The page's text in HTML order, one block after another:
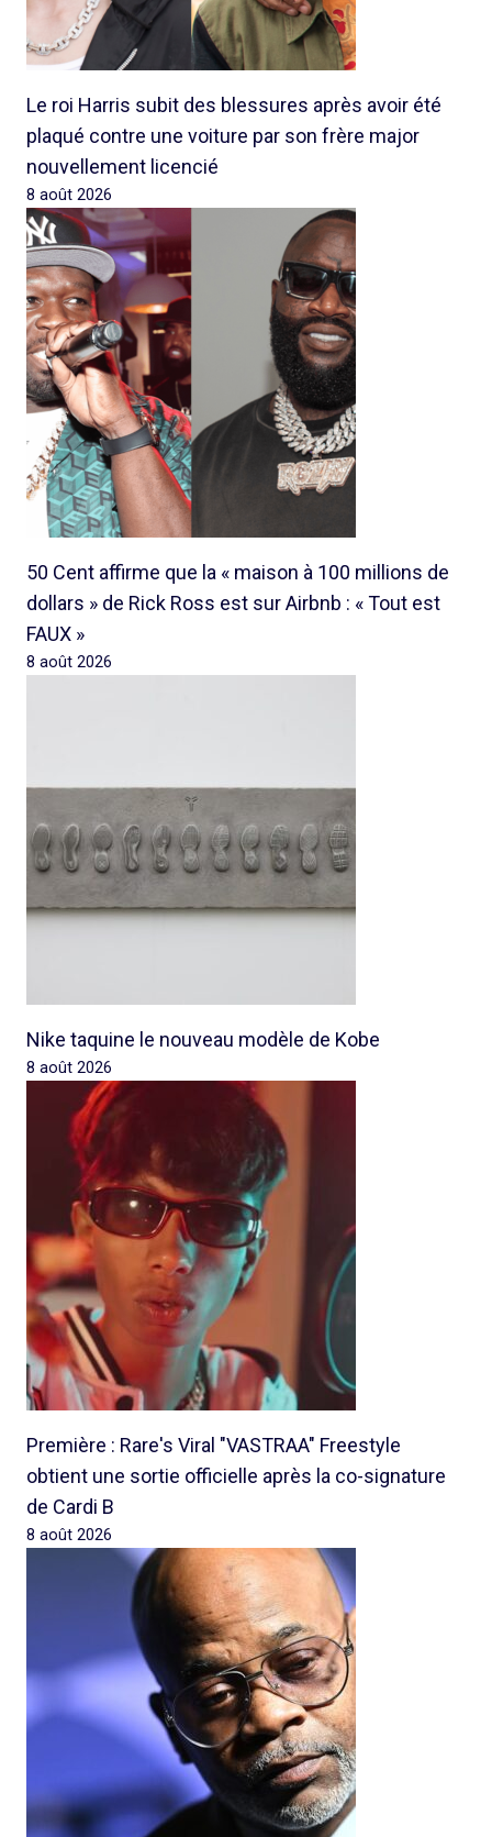
Le roi Harris subit des blessures après avoir été
plaqué contre une voiture par son frère major
nouvellement licencié
8 août 2026
50 Cent affirme que la « maison à 100 millions de
dollars » de Rick Ross est sur Airbnb : « Tout est
FAUX »
8 août 2026
Nike taquine le nouveau modèle de Kobe
8 août 2026
Première : Rare's Viral "VASTRAA" Freestyle
obtient une sortie officielle après la co-signature
de Cardi B
8 août 2026